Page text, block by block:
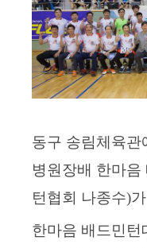
동구 송림체육관
병원장배 한마음
턴협회 나종수)
한마음 배드민턴